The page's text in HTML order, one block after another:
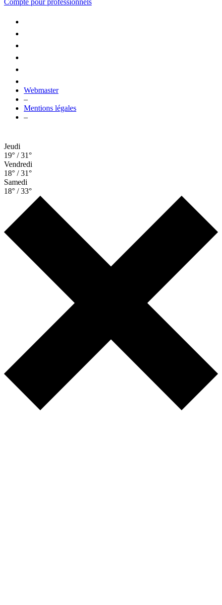
Webmaster
–
Mentions légales
–
Jeudi
19° / 31°
Vendredi
18° / 31°
Samedi
18° / 33°